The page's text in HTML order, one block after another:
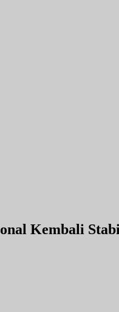
Kembali